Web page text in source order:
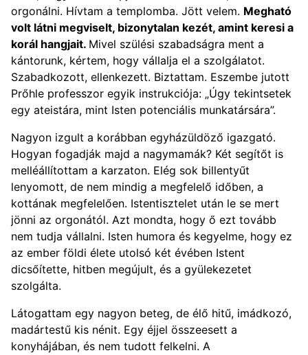
orgonálni. Hívtam a templomba. Jött velem. Megható
volt látni megviselt, bizonytalan kezét, amint keresi a
korál hangjait. Mivel szülési szabadságra ment a
kántorunk, kértem, hogy vállalja el a szolgálatot.
Szabadkozott, ellenkezett. Biztattam. Eszembe jutott
Prőhle professzor egyik instrukciója: „Úgy tekintsetek
egy ateistára, mint Isten potenciális munkatársára”.
Nagyon izgult a korábban egyházüldöző igazgató.
Hogyan fogadják majd a nagymamák? Két segítőt is
melléállítottam a karzaton. Elég sok billentyűt
lenyomott, de nem mindig a megfelelő időben, a
kottának megfelelően. Istentisztelet után le se mert
jönni az orgonától. Azt mondta, hogy ő ezt tovább
nem tudja vállalni. Isten humora és kegyelme, hogy ez
az ember földi élete utolsó két évében Istent
dicsőítette, hitben megújult, és a gyülekezetet
szolgálta.
Látogattam egy nagyon beteg, de élő hitű, imádkozó,
madártestű kis nénit. Egy éjjel összeesett a
konyhájában, és nem tudott felkelni. A